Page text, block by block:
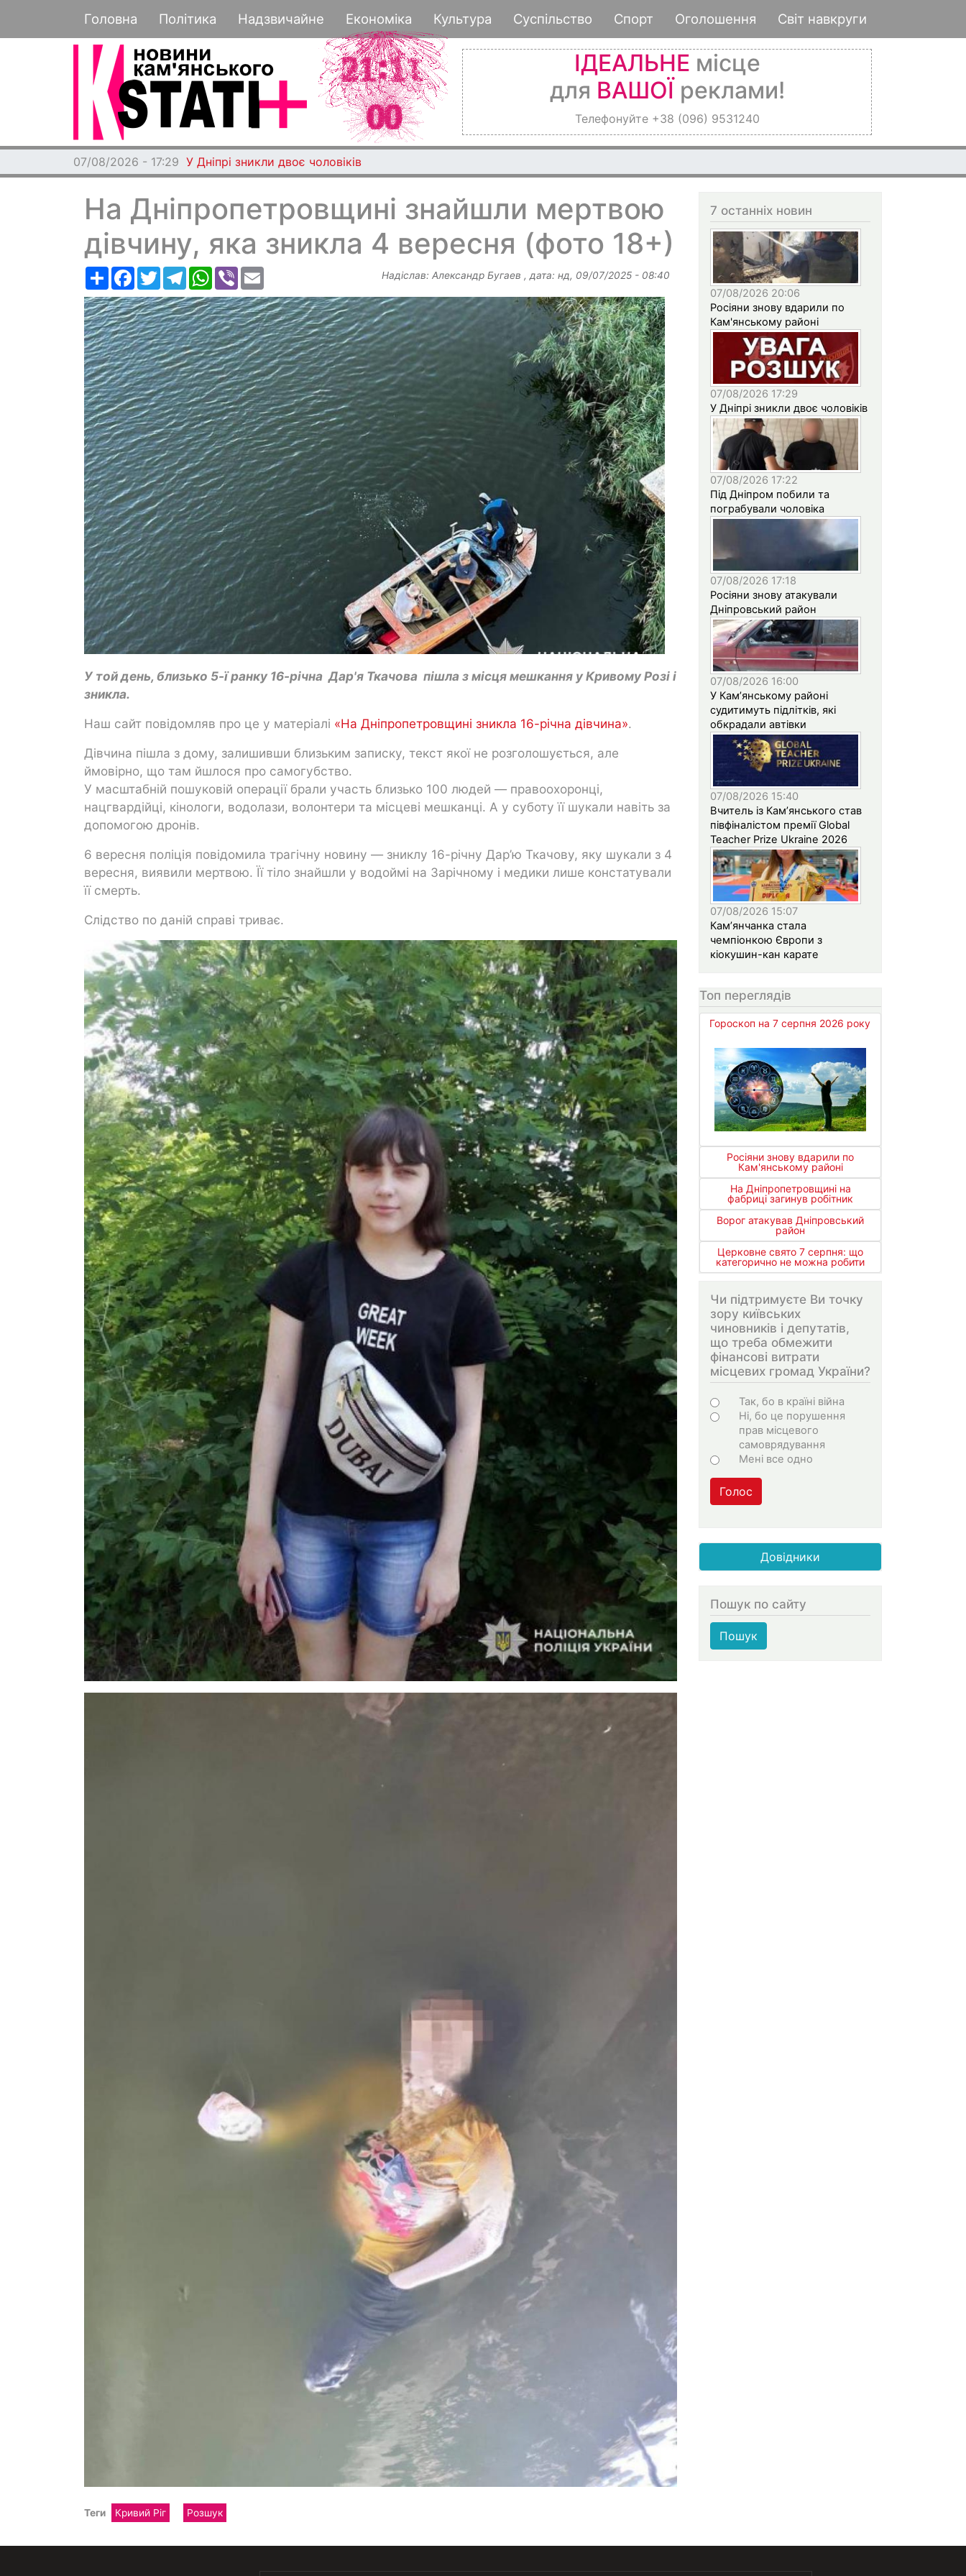
до
основного
Основная навигация
Головна Політика Надзвичайне Економіка Культура Суспільство Спорт Оголошення Світ навкруги
ІДЕАЛЬНЕ місце
для ВАШОЇ реклами!
Телефонуйте +38 (096) 9531240
07/08/2026 - 17:29 У Дніпрі зникли двоє чоловіків
На Дніпропетровщині знайшли мертвою
дівчину, яка зникла 4 вересня (фото 18+)
РесурсFacebook
TwitterTelegramWhatsApp
Viber Надіслав: Александр Бугаев , дата: нд, 09/07/2025 - 08:40
У той день, близько 5-ї ранку 16-річна Дар'я Ткачова пішла з місця мешкання у Кривому Розі і
зникла.
Наш сайт повідомляв про це у матеріалі «На Дніпропетровщині зникла 16-річна дівчина».
Дівчина пішла з дому, залишивши близьким записку, текст якої не розголошується, але
ймовірно, що там йшлося про самогубство.
У масштабній пошуковій операції брали участь близько 100 людей — правоохоронці,
нацгвардійці, кінологи, водолази, волонтери та місцеві мешканці. А у суботу її шукали навіть за
допомогою дронів.
6 вересня поліція повідомила трагічну новину — зниклу 16-річну Дар’ю Ткачову, яку шукали з 4
вересня, виявили мертвою. Її тіло знайшли у водоймі на Зарічному і медики лише констатували
її смерть.
Слідство по даній справі триває.
Теги Кривий Ріг Розшук
7 останніх новин
07/08/2026 20:06
Росіяни знову вдарили по
Кам'янському районі
07/08/2026 17:29
У Дніпрі зникли двоє чоловіків
07/08/2026 17:22
Під Дніпром побили та
пограбували чоловіка
07/08/2026 17:18
Росіяни знову атакували
Дніпровський район
07/08/2026 16:00
У Кам’янському районі
судитимуть підлітків, які
обкрадали автівки
07/08/2026 15:40
Вчитель із Кам’янського став
півфіналістом премії Global
Teacher Prize Ukraine 2026
07/08/2026 15:07
Кам’янчанка стала
чемпіонкою Європи з
кіокушин-кан карате
Топ переглядів
Гороскоп на 7 серпня 2026 року
Росіяни знову вдарили по
Кам'янському районі
На Дніпропетровщині на
фабриці загинув робітник
Ворог атакував Дніпровський
район
Церковне свято 7 серпня: що
категорично не можна робити
Чи підтримуєте Ви точку
зору київських
чиновників і депутатів,
що треба обмежити
фінансові витрати
місцевих громад України?
Варіанти
Так, бо в країні війна
Ні, бо це порушення
прав місцевого
самоврядування
Мені все одно
Голос
Довідники
Пошук по сайту
Пошук